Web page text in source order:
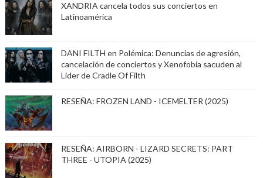
XANDRIA cancela todos sus conciertos en
Latinoamérica
DANI FILTH en Polémica: Denuncias de agresión,
cancelación de conciertos y Xenofobia sacuden al
Lider de Cradle Of Filth
RESEÑA: FROZEN LAND - ICEMELTER (2025)
RESEÑA: AIRBORN - LIZARD SECRETS: PART
THREE - UTOPIA (2025)